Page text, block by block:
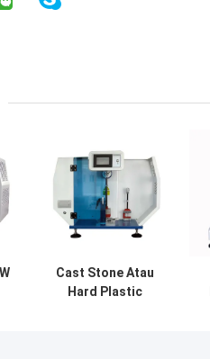
Cast Stone Atau
Hard Plastic